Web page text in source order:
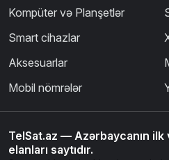
Kompüter və Planşetlər
Smart cihazlar
Aksesuarlar
Mobil nömrələr
TelSat.az — Azərbaycanın
elanları saytıdır.